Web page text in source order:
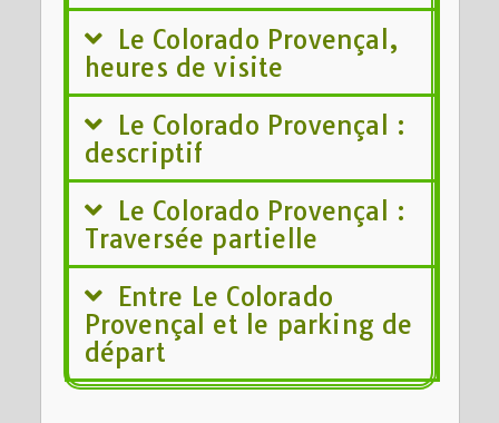
Le Colorado Provençal,
heures de visite
Le Colorado Provençal :
descriptif
Le Colorado Provençal :
Traversée partielle
Entre Le Colorado
Provençal et le parking de
départ